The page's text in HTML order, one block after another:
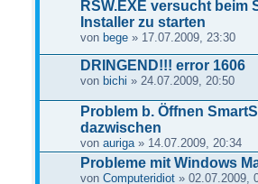
RSW.EXE versucht beim
Installer zu starten
von bege» 17.07.2009, 23:30
DRINGEND!!! error 1606
von bichi » 24.07.2009, 20:50
Problem b. Öffnen
dazwischen
von auriga» 14.07.2009, 20:34
Probleme mit Windows
von Computeridiot» 02.07.2009,